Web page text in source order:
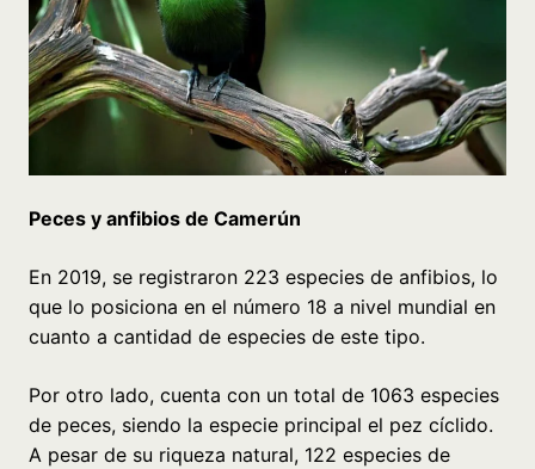
Peces y anfibios de Camerún
En 2019, se registraron 223 especies de anfibios, lo
que lo posiciona en el número 18 a nivel mundial en
cuanto a cantidad de especies de este tipo.
Por otro lado, cuenta con un total de 1063 especies
de peces, siendo la especie principal el pez cíclido.
A pesar de su riqueza natural, 122 especies de